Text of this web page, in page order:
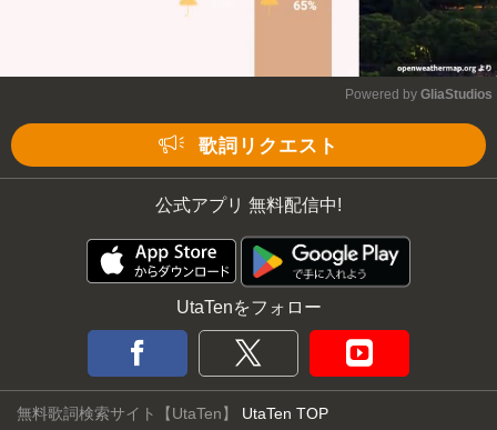
Powered by GliaStudios
歌詞リクエスト
公式アプリ 無料配信中!
UtaTenをフォロー
無料歌詞検索サイト【UtaTen】 UtaTen TOP